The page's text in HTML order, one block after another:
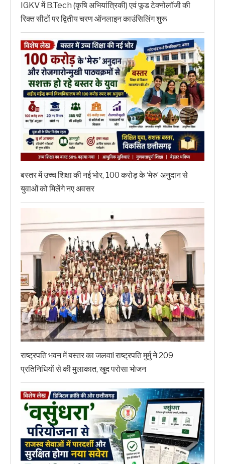
IGKV में B.Tech (कृषि अभियांत्रिकी) एवं फूड टेक्नोलॉजी की
रिक्त सीटों पर द्वितीय चरण ऑनलाइन काउंसिलिंग शुरू
बस्तर में उच्च शिक्षा की नई भोर, 100 करोड़ के ‘मेरु’ अनुदान से
युवाओं को मिलेंगे नए अवसर
राष्ट्रपति भवन में बस्तर का जलवा! राष्ट्रपति मुर्मु ने 209
प्रतिनिधियों से की मुलाकात, खुद परोसा भोजन